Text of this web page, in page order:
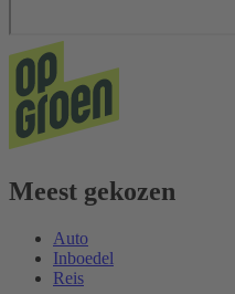
Meest gekozen
Auto
Inboedel
Reis